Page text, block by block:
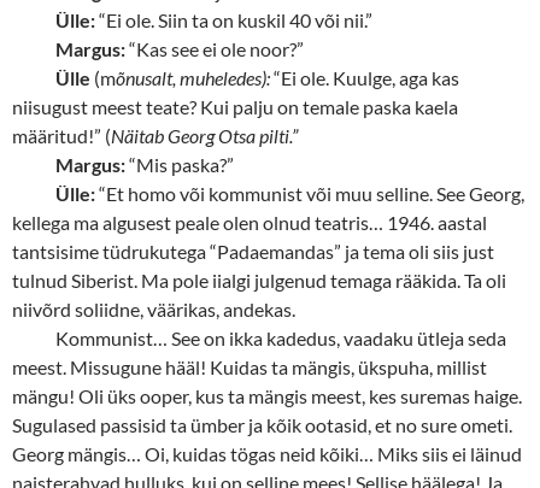
Ülle:“Ei ole. Siin ta on kuskil 40 või nii.”
Margus:“Kas see ei ole noor?”
Ülle (mõnusalt, muheledes):“Ei ole. Kuulge, aga kas
niisugust meest teate? Kui palju on temale paska kaela
määritud!” (Näitab Georg Otsa pilti.”
Margus:“Mis paska?”
Ülle:“Et homo või kommunist või muu selline. See Georg,
kellega ma algusest peale olen olnud teatris… 1946. aastal
tantsisime tüdrukutega “Padaemandas” ja tema oli siis just
tulnud Siberist. Ma pole iialgi julgenud temaga rääkida. Ta oli
niivõrd soliidne, väärikas, andekas.
Kommunist… See on ikka kadedus, vaadaku ütleja seda
meest. Missugune hääl! Kuidas ta mängis, ükspuha, millist
mängu! Oli üks ooper, kus ta mängis meest, kes suremas haige.
Sugulased passisid ta ümber ja kõik ootasid, et no sure ometi.
Georg mängis… Oi, kuidas tögas neid kõiki… Miks siis ei läinud
naisterahvad hulluks, kui on selline mees! Sellise häälega! Ja